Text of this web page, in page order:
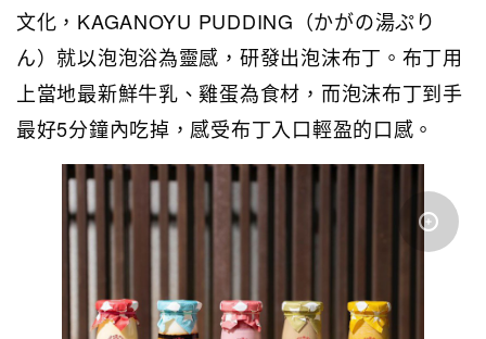
文化，KAGANOYU PUDDING（かがの湯ぷり
ん）就以泡泡浴為靈感，研發出泡沫布丁。布丁用
上當地最新鮮牛乳、雞蛋為食材，而泡沫布丁到手
最好5分鐘內吃掉，感受布丁入口輕盈的口感。